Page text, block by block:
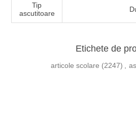
Tip
ascutitoare
Etichete de
articole scolare (2247) ,